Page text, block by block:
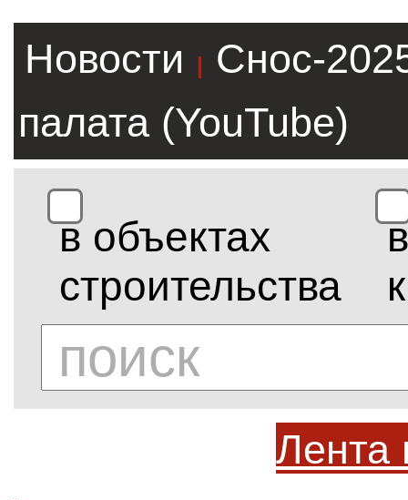
Новости |
Снос-
палата (YouTube)
в объектах
строительства
в
Лента